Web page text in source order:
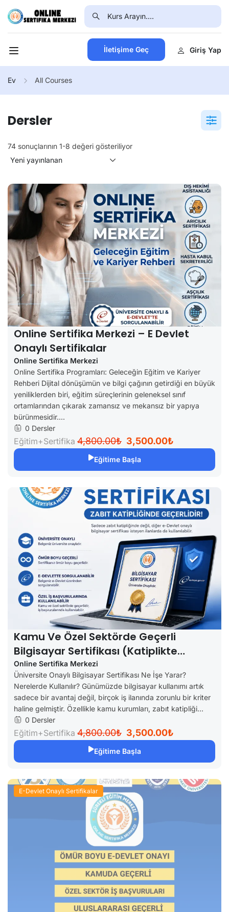
İletişime Geç Giriş Yap
Ev All Courses
Dersler
74 sonuçlarının 1-8 değeri gösteriliyor
Online Sertifika Merkezi – E Devlet
Onaylı Sertifikalar
Online Sertifika Merkezi
Online Sertifika Programları: Geleceğin Eğitim ve Kariyer
Rehberi Dijital dönüşümün ve bilgi çağının getirdiği en büyük
yeniliklerden biri, eğitim süreçlerinin geleneksel sınıf
ortamlarından çıkarak zamansız ve mekansız bir yapıya
bürünmesidir....
0 Dersler
Eğitim+Sertifika 4,800.00₺ 3,500.00₺
Eğitime Başla
Kamu Ve Özel Sektörde Geçerli
Bilgisayar Sertifikası (Katiplikte
Geçerli)
Online Sertifika Merkezi
Üniversite Onaylı Bilgisayar Sertifikası Ne İşe Yarar?
Nerelerde Kullanılır? Günümüzde bilgisayar kullanımı artık
sadece bir avantaj değil, birçok iş ilanında zorunlu bir kriter
haline gelmiştir. Özellikle kamu kurumları, zabıt katipliği...
0 Dersler
Eğitim+Sertifika 4,800.00₺ 3,500.00₺
Eğitime Başla
E-Devlet Onaylı Sertifikalar